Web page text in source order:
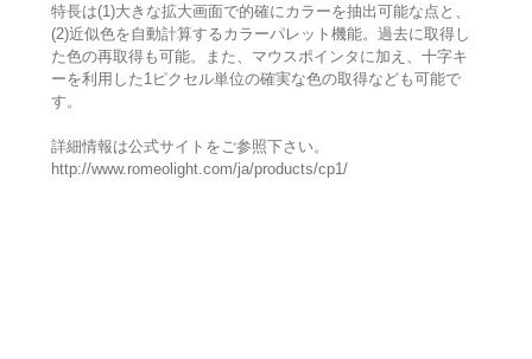
特長は(1)大きな拡大画面で的確にカラーを抽出可能な点と、
(2)近似色を自動計算するカラーパレット機能。過去に取得し
た色の再取得も可能。また、マウスポインタに加え、十字キ
ーを利用した1ピクセル単位の確実な色の取得なども可能で
す。
詳細情報は公式サイトをご参照下さい。
http://www.romeolight.com/ja/products/cp1/